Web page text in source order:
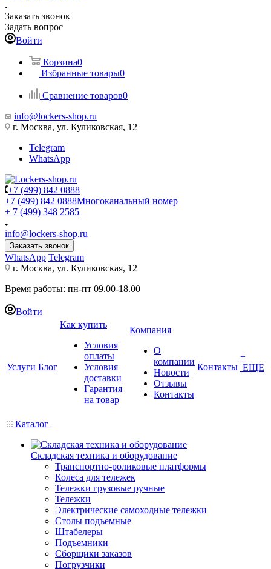
Заказать звонок
Задать вопрос
Войти
Корзина0
Избранные товары0
Сравнение товаров0
info@lockers-shop.ru
г. Москва, ул. Куликовская, 12
Telegram
WhatsApp
+7 (499) 842 0888
+7 (499) 842 0888Многоканальный номер
+ 7 (499) 348 2585
info@lockers-shop.ru
Заказать звонок
WhatsApp Telegram
г. Москва, ул. Куликовская, 12
Время работы: пн-пт 09.00-18.00
Войти
Услуги Блог
Как купить
Условия
оплаты
Условия
доставки
Гарантия
на товар
Компания
О
компании
Новости
Отзывы
Контакты
Контакты
+
ЕЩЕ
Каталог
Складская техника и оборудование
Транспортно-роликовые платформы
Колеса для тележек
Тележки грузовые ручные
Тележки
Электрические самоходные тележки
Столы подъемные
Штабелеры
Подъемники
Сборщики заказов
Погрузчики